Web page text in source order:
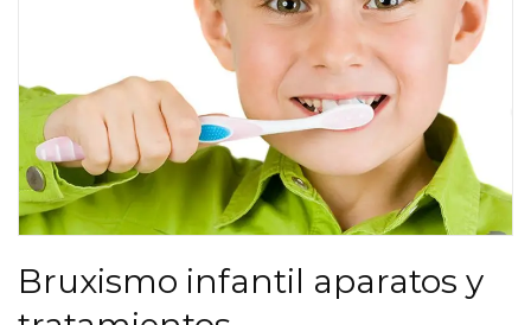
Bruxismo infantil aparatos y